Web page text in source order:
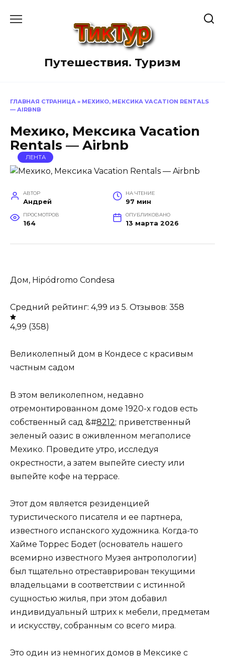
Путешествия. Туризм
ГЛАВНАЯ СТРАНИЦА » МЕХИКО, МЕКСИКА VACATION RENTALS
— AIRBNB
Мехико, Мексика Vacation
Rentals — Airbnb
ЛЕНТА
АВТОР
Андрей
НА ЧТЕНИЕ
97 мин
ПРОСМОТРОВ
164
ОПУБЛИКОВАНО
13 марта 2026
Дом, Hipódromo Condesa
Средний рейтинг: 4,99 из 5. Отзывов: 358
4,99 (358)
Великолепный дом в Кондесе с красивым
частным садом
В этом великолепном, недавно
отремонтированном доме 1920-х годов есть
собственный сад &#8212; приветственный
зеленый оазис в оживленном мегаполисе
Мехико. Проведите утро, исследуя
окрестности, а затем выпейте сиесту или
выпейте кофе на террасе.
Этот дом является резиденцией
туристического писателя и ее партнера,
известного испанского художника. Когда-то
Хайме Торрес Бодет (основатель нашего
всемирно известного Музея антропологии)
был тщательно отреставрирован текущими
владельцами в соответствии с истинной
сущностью жилья, при этом добавил
индивидуальный штрих к мебели, предметам
и искусству, собранным со всего мира.
Это один из немногих домов в Мексике с